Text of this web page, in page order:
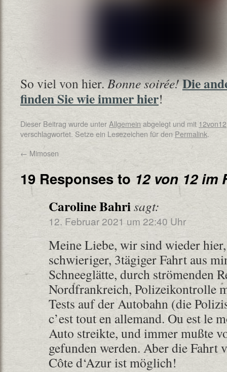
So viel von hier.Bonne soirée!Die
finden Sie wie immer hier!
Dieser Beitrag wurde unterAllgemeinabgelegt und mit 12von12
verschlagwortet. Setze ein Lesezeichen für den Permalink.
← Mimosen
19 Responses to 12 von 12 im
Caroline Bahrisagt:
12. Februar 2021 um 22:40 Uhr
Meine Liebe, wir sind wieder
schwieriger, 3tägiger Fahrt aus
Schneeglätte, durch strömenden
Nordfrankreich, Polizeikontrolle
Tests auf der Autobahn (die
c’est tout en allemand. Ou est le
Auto streikte, und immer mußte
gefunden werden. Aber die Fahrt
Côte d‘Azur ist möglich!